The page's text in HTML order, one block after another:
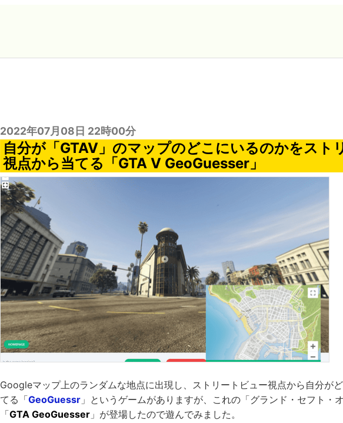
2022年07月08日 22時00分
自分が「GTAV」のマップのどこにいるのかをスト
視点から当てる「GTA V GeoGuesser」
Googleマップ上のランダムな地点に出現し、ストリートビュー視点から自分が
てる「GeoGuessr 」というゲームがありますが、これの「グランド・セフト・
「GTA GeoGuesser 」が登場したので遊んでみました。